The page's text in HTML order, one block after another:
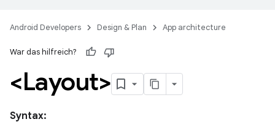
Android Developers Design & Plan App architecture
War das hilfreich?
<Layout>
Syntax: